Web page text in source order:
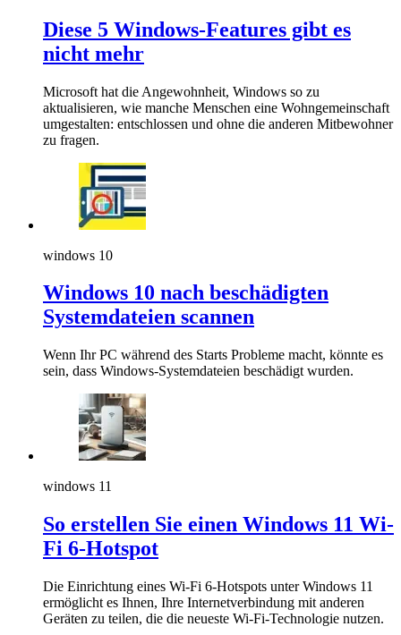
Diese 5 Windows-Features gibt es
nicht mehr
Microsoft hat die Angewohnheit, Windows so zu
aktualisieren, wie manche Menschen eine Wohngemeinschaft
umgestalten: entschlossen und ohne die anderen Mitbewohner
zu fragen.
windows 10
Windows 10 nach beschädigten
Systemdateien scannen
Wenn Ihr PC während des Starts Probleme macht, könnte es
sein, dass Windows-Systemdateien beschädigt wurden.
windows 11
So erstellen Sie einen Windows 11 Wi-
Fi 6-Hotspot
Die Einrichtung eines Wi-Fi 6-Hotspots unter Windows 11
ermöglicht es Ihnen, Ihre Internetverbindung mit anderen
Geräten zu teilen, die die neueste Wi-Fi-Technologie nutzen.